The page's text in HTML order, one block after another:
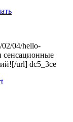
02/04/hello-
сенсационные
url] dc5_3ce